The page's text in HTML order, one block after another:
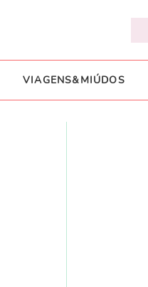
VIAGENS&MIÚDOS